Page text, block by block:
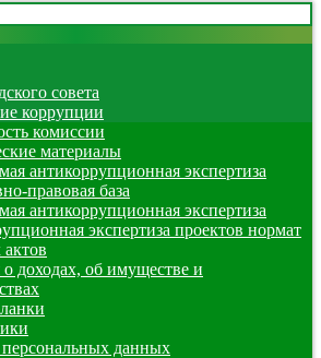
совета
коррупции
комиссии
материалы
антикоррупционная экспертиза
правовая база
антикоррупционная экспертиза
экспертиза проектов нормат
доходах, об имуществе и
данных